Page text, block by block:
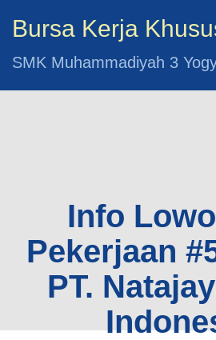
Bursa Kerja
SMK Muhammadiyah 3
Info
Pekerjaan
PT.